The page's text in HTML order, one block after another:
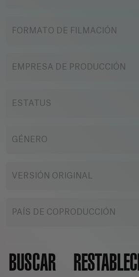
FORMATO DE FILMACIÓN
EMPRESA DE PRODUCCIÓN
ESTATUS
GÉNERO
VERSIÓN ORIGINAL
PAÍS DE COPRODUCCIÓN
BUSCAR